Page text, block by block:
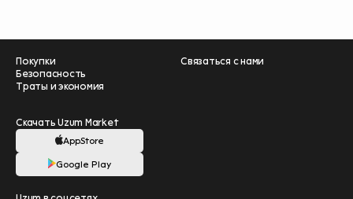
Покупки
Безопасность
Траты и экономия
Связаться с нами
Скачать Uzum Market
AppStore
Google Play
Помогите нам